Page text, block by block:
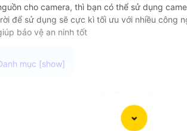
cho camera, thì bạn có thể sử dụng
để sử dụng sẽ cực kì tối ưu với nhiều công
bảo vệ an ninh tốt
sạc bằng tấm thu năng lượng mặt
bằng khe sim 4g độ phân giải từ